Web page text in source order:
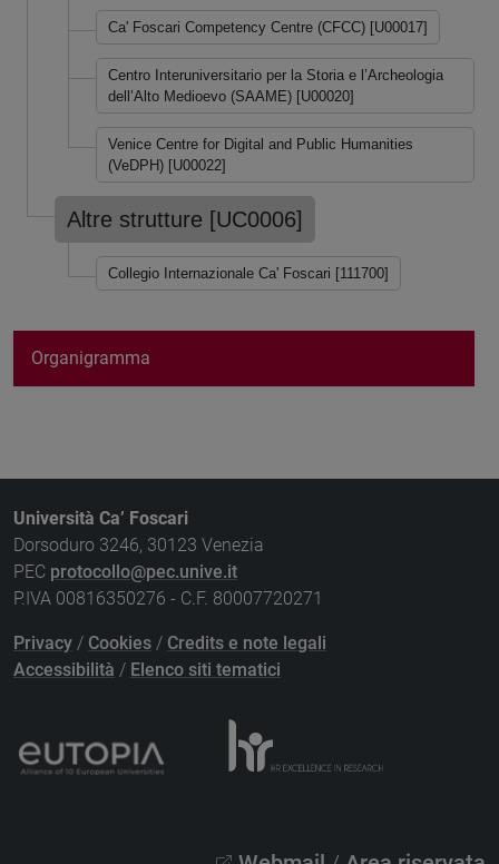
Ca' Foscari Competency Centre (CFCC) [U00017]
Centro Interuniversitario per la Storia e l’Archeologia
dell’Alto Medioevo (SAAME) [U00020]
Venice Centre for Digital and Public Humanities
(VeDPH) [U00022]
Altre strutture [UC0006]
Collegio Internazionale Ca' Foscari [111700]
Organigramma
Università Ca’ Foscari
Dorsoduro 3246, 30123 Venezia
PEC protocollo@pec.unive.it
P.IVA 00816350276 - C.F. 80007720271
Privacy / Cookies / Credits e note legali
Accessibilità / Elenco siti tematici